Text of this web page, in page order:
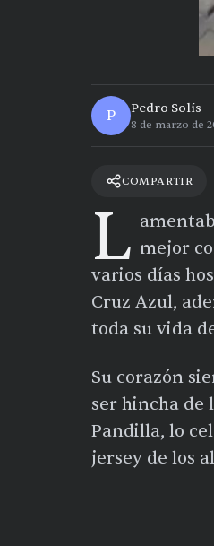
P Pedro Solís
8 de marzo de
COMPARTIR
L mejor
varios días
Cruz Azul,
toda su vida
Su corazón
ser hincha de
Pandilla, lo
jersey de los